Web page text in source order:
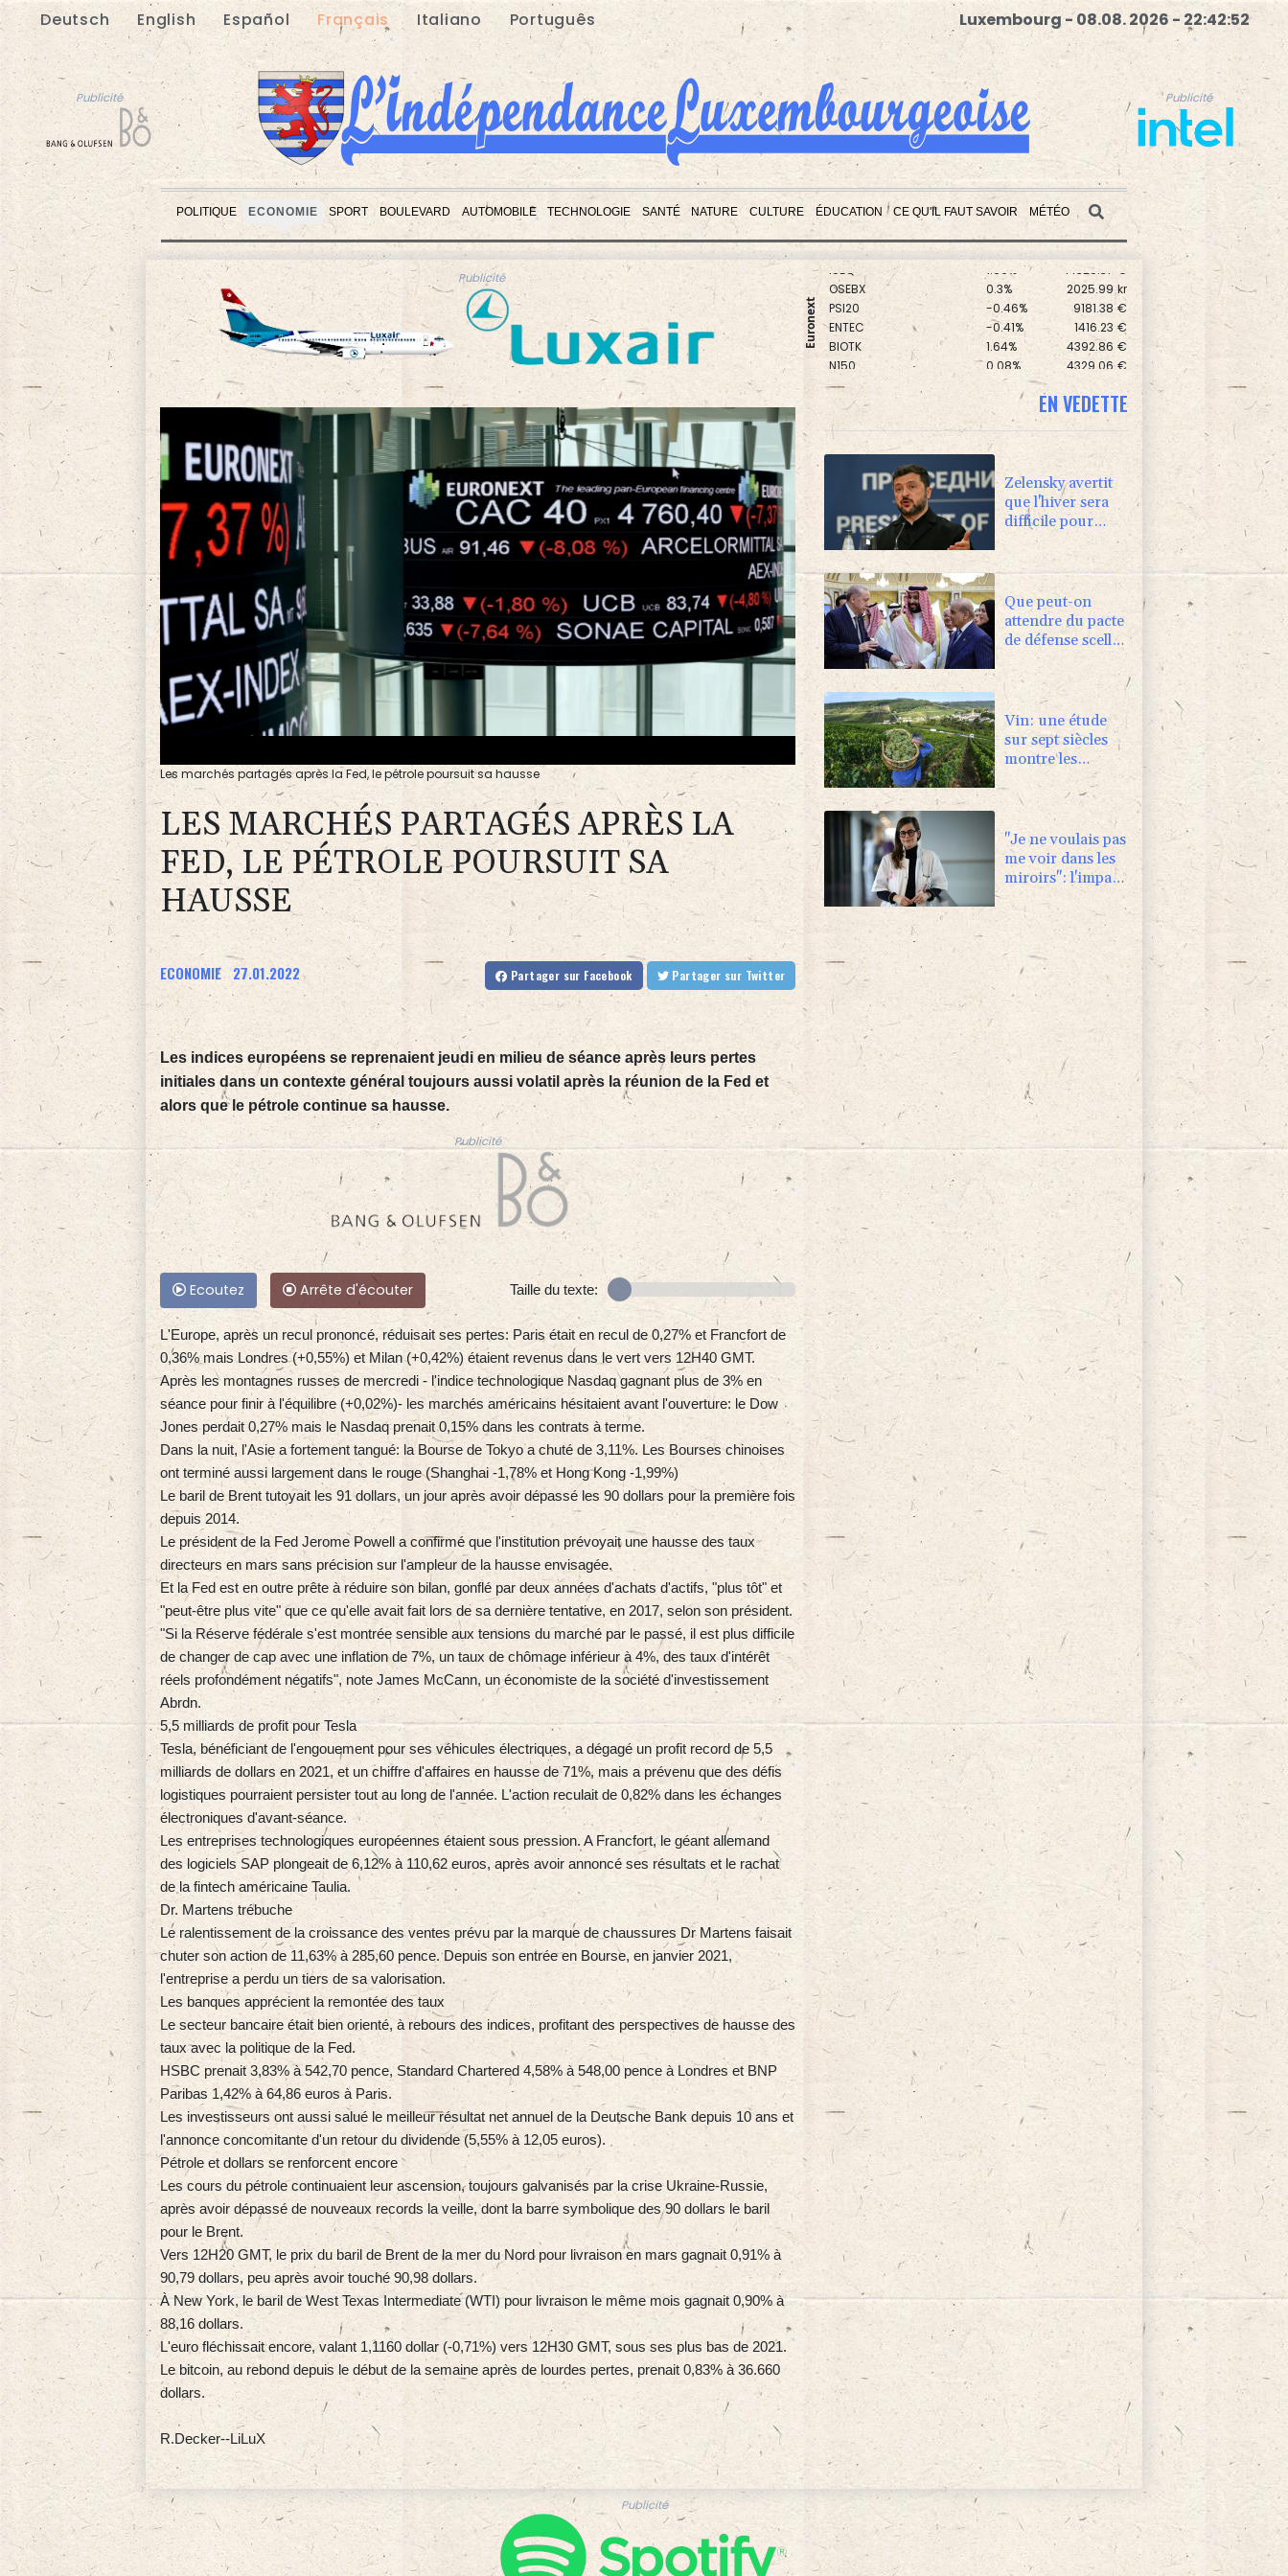
Deutsch English Español Français Italiano Português Luxembourg - 08.08. 2026 - 22:42:53
Publicité Publicité
POLITIQUE ECONOMIE SPORT BOULEVARD AUTOMOBILE TECHNOLOGIE SANTÉ NATURE CULTURE ÉDUCATION CE QU'IL FAUT SAVOIR MÉTÉO
Publicité
Publicité
Euronext
PX1 8714.93
ISEQ
1.99% 14320.37 €
OSEBX
0.3% 2025.99 kr
PSI20
-0.46% 9181.38 €
ENTEC
-0.41% 1416.23 €
BIOTK
1.64% 4392.86 €
N150
0.08% 4329.06 €
AEX
-0.09% 1111.47 €
BEL20
0.3%
Les marchés partagés après la Fed, le pétrole poursuit sa hausse
LES MARCHÉS PARTAGÉS APRÈS LA
FED, LE PÉTROLE POURSUIT SA
HAUSSE
ECONOMIE 27.01.2022 Partager sur Facebook Partager sur Twitter
Les indices européens se reprenaient jeudi en milieu de séance après leurs pertes
initiales dans un contexte général toujours aussi volatil après la réunion de la Fed et
alors que le pétrole continue sa hausse.
Publicité
Ecoutez Arrête d'écouter Taille du texte:
L'Europe, après un recul prononcé, réduisait ses pertes: Paris était en recul de 0,27% et Francfort de
0,36% mais Londres (+0,55%) et Milan (+0,42%) étaient revenus dans le vert vers 12H40 GMT.
Après les montagnes russes de mercredi - l'indice technologique Nasdaq gagnant plus de 3% en
séance pour finir à l'équilibre (+0,02%)- les marchés américains hésitaient avant l'ouverture: le Dow
Jones perdait 0,27% mais le Nasdaq prenait 0,15% dans les contrats à terme.
Dans la nuit, l'Asie a fortement tangué: la Bourse de Tokyo a chuté de 3,11%. Les Bourses chinoises
ont terminé aussi largement dans le rouge (Shanghai -1,78% et Hong Kong -1,99%)
Le baril de Brent tutoyait les 91 dollars, un jour après avoir dépassé les 90 dollars pour la première fois
depuis 2014.
Le président de la Fed Jerome Powell a confirmé que l'institution prévoyait une hausse des taux
directeurs en mars sans précision sur l'ampleur de la hausse envisagée.
Et la Fed est en outre prête à réduire son bilan, gonflé par deux années d'achats d'actifs, "plus tôt" et
"peut-être plus vite" que ce qu'elle avait fait lors de sa dernière tentative, en 2017, selon son président.
"Si la Réserve fédérale s'est montrée sensible aux tensions du marché par le passé, il est plus difficile
de changer de cap avec une inflation de 7%, un taux de chômage inférieur à 4%, des taux d'intérêt
réels profondément négatifs", note James McCann, un économiste de la société d'investissement
Abrdn.
5,5 milliards de profit pour Tesla
Tesla, bénéficiant de l'engouement pour ses véhicules électriques, a dégagé un profit record de 5,5
milliards de dollars en 2021, et un chiffre d'affaires en hausse de 71%, mais a prévenu que des défis
logistiques pourraient persister tout au long de l'année. L'action reculait de 0,82% dans les échanges
électroniques d'avant-séance.
Les entreprises technologiques européennes étaient sous pression. A Francfort, le géant allemand
des logiciels SAP plongeait de 6,12% à 110,62 euros, après avoir annoncé ses résultats et le rachat
de la fintech américaine Taulia.
Dr. Martens trébuche
Le ralentissement de la croissance des ventes prévu par la marque de chaussures Dr Martens faisait
chuter son action de 11,63% à 285,60 pence. Depuis son entrée en Bourse, en janvier 2021,
l'entreprise a perdu un tiers de sa valorisation.
Les banques apprécient la remontée des taux
Le secteur bancaire était bien orienté, à rebours des indices, profitant des perspectives de hausse des
taux avec la politique de la Fed.
HSBC prenait 3,83% à 542,70 pence, Standard Chartered 4,58% à 548,00 pence à Londres et BNP
Paribas 1,42% à 64,86 euros à Paris.
Les investisseurs ont aussi salué le meilleur résultat net annuel de la Deutsche Bank depuis 10 ans et
l'annonce concomitante d'un retour du dividende (5,55% à 12,05 euros).
Pétrole et dollars se renforcent encore
Les cours du pétrole continuaient leur ascension, toujours galvanisés par la crise Ukraine-Russie,
après avoir dépassé de nouveaux records la veille, dont la barre symbolique des 90 dollars le baril
pour le Brent.
Vers 12H20 GMT, le prix du baril de Brent de la mer du Nord pour livraison en mars gagnait 0,91% à
90,79 dollars, peu après avoir touché 90,98 dollars.
À New York, le baril de West Texas Intermediate (WTI) pour livraison le même mois gagnait 0,90% à
88,16 dollars.
L'euro fléchissait encore, valant 1,1160 dollar (-0,71%) vers 12H30 GMT, sous ses plus bas de 2021.
Le bitcoin, au rebond depuis le début de la semaine après de lourdes pertes, prenait 0,83% à 36.660
dollars.
R.Decker--LiLuX
EN VEDETTE
Zelensky avertit
que l'hiver sera
difficile pour
l'Ukraine, 4
morts dans des
frappes dans la
région de Kiev
Que peut-on
attendre du pacte
de défense scellé
par Ryad, Ankara
et Islamabad?
Vin: une étude
sur sept siècles
montre les
ravages du
dérèglement
climatique
"Je ne voulais pas
me voir dans les
miroirs": l'impact
psychologique de
la reconstruction
mammaire
Publicité